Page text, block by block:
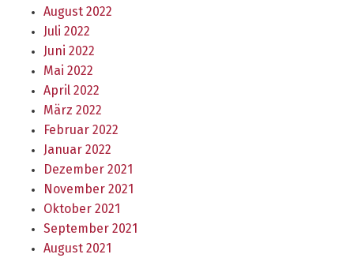
August 2022
Juli 2022
Juni 2022
Mai 2022
April 2022
März 2022
Februar 2022
Januar 2022
Dezember 2021
November 2021
Oktober 2021
September 2021
August 2021